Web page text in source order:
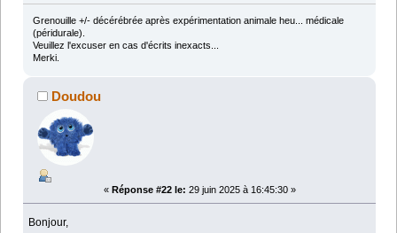
Grenouille +/- décérébrée après expérimentation animale heu... médicale
(péridurale).
Veuillez l'excuser en cas d'écrits inexacts...
Merki.
Doudou
« Réponse #22 le: 29 juin 2025 à 16:45:30 »
Bonjour,